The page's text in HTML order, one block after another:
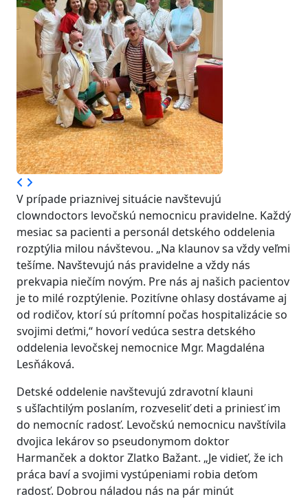
V prípade priaznivej situácie navštevujú
clowndoctors levočskú nemocnicu pravidelne. Každý
mesiac sa pacienti a personál detského oddelenia
rozptýlia milou návštevou. „Na klaunov sa vždy veľmi
tešíme. Navštevujú nás pravidelne a vždy nás
prekvapia niečím novým. Pre nás aj našich pacientov
je to milé rozptýlenie. Pozitívne ohlasy dostávame aj
od rodičov, ktorí sú prítomní počas hospitalizácie so
svojimi deťmi,“ hovorí vedúca sestra detského
oddelenia levočskej nemocnice Mgr. Magdaléna
Lesňáková.
Detské oddelenie navštevujú zdravotní klauni
s ušľachtilým poslaním, rozveseliť deti a priniesť im
do nemocníc radosť. Levočskú nemocnicu navštívila
dvojica lekárov so pseudonymom doktor
Harmanček a doktor Zlatko Bažant. „Je vidieť, že ich
práca baví a svojimi vystúpeniami robia deťom
radosť. Dobrou náladou nás na pár minút